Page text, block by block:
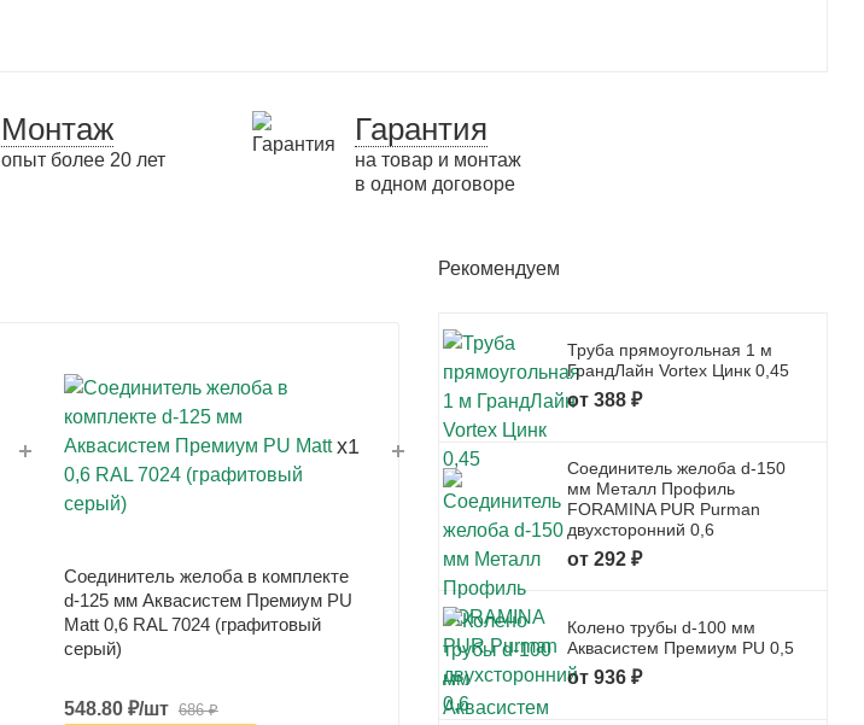
Монтаж
опыт более 20 лет
Гарантия
на товар и монтаж
в одном договоре
x1
Соединитель желоба в комплекте
d-125 мм Аквасистем Премиум PU
Matt 0,6 RAL 7024 (графитовый
серый)
548.80₽/шт 686₽
Рекомендуем
Труба прямоугольная 1 м
ГрандЛайн Vortex Цинк 0,45
от 388 ₽
Соединитель желоба d-150
мм Металл Профиль
FORAMINA PUR Purman
двухсторонний 0,6
от 292 ₽
Колено трубы d-100 мм
Аквасистем Премиум PU 0,5
от 936 ₽